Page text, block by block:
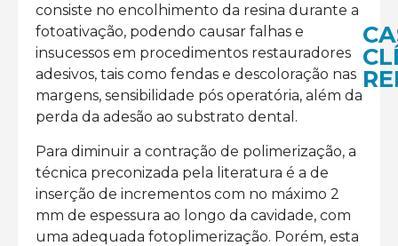
consiste no encolhimento da resina durante a
fotoativação, podendo causar falhas e
insucessos em procedimentos restauradores
adesivos, tais como fendas e descoloração nas
margens, sensibilidade pós operatória, além da
perda da adesão ao substrato dental.
Para diminuir a contração de polimerização, a
técnica preconizada pela literatura é a de
inserção de incrementos com no máximo 2
mm de espessura ao longo da cavidade, com
uma adequada fotoplimerização. Porém, esta